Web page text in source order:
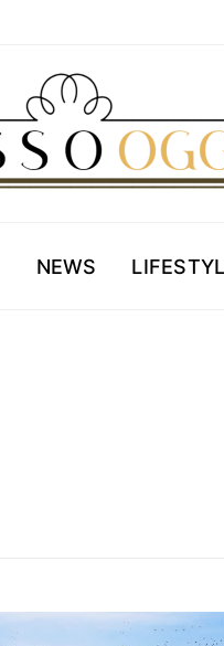
NEWS